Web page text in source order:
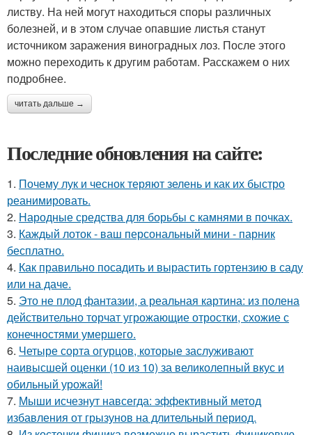
листву. На ней могут находиться споры различных
болезней, и в этом случае опавшие листья станут
источником заражения виноградных лоз. После этого
можно переходить к другим работам. Расскажем о них
подробнее.
читать дальше →
Последние обновления на сайте:
1. Почему лук и чеснок теряют зелень и как их быстро
реанимировать.
2. Народные средства для борьбы с камнями в почках.
3. Каждый лоток - ваш персональный мини - парник
бесплатно.
4. Как правильно посадить и вырастить гортензию в саду
или на даче.
5. Это не плод фантазии, а реальная картина: из полена
действительно торчат угрожающие отростки, схожие с
конечностями умершего.
6. Четыре сорта огурцов, которые заслуживают
наивысшей оценки (10 из 10) за великолепный вкус и
обильный урожай!
7. Мыши исчезнут навсегда: эффективный метод
избавления от грызунов на длительный период.